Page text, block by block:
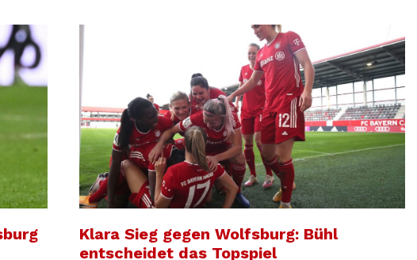
Klara Sieg gegen Wolfsburg: Bühl
entscheidet das Topspiel